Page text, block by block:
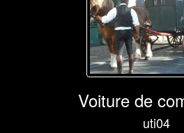
Voiture de
uti04